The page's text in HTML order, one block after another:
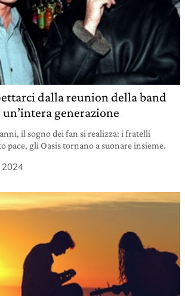
dalla reunion della band
generazione
il sogno dei fan si realizza: i fratelli
pace, gli Oasis tornano a suonare insieme.
2024